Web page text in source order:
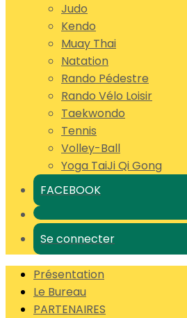
Judo
Kendo
Muay Thai
Natation
Rando Pédestre
Rando Vélo Loisir
Taekwondo
Tennis
Volley-Ball
Yoga TaiJi Qi Gong
FACEBOOK
Se connecter
Présentation
Le Bureau
PARTENAIRES